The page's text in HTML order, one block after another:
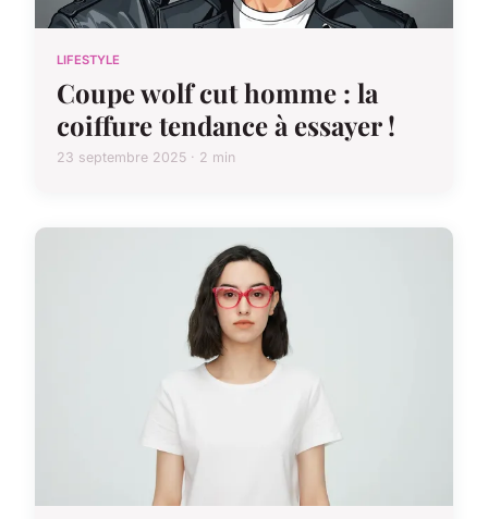
LIFESTYLE
Coupe wolf cut homme : la
coiffure tendance à essayer !
23 septembre 2025 · 2 min